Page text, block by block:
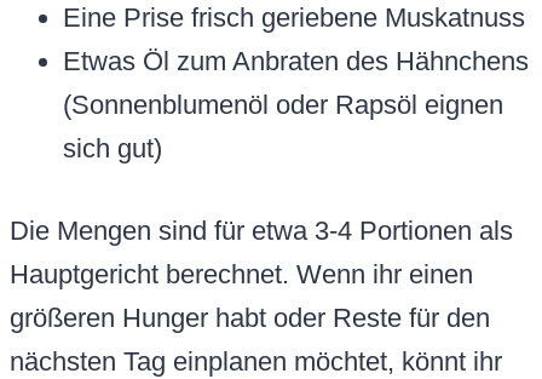
Eine Prise frisch geriebene Muskatnuss
Etwas Öl zum Anbraten des Hähnchens
(Sonnenblumenöl oder Rapsöl eignen
sich gut)
Die Mengen sind für etwa 3-4 Portionen als
Hauptgericht berechnet. Wenn ihr einen
größeren Hunger habt oder Reste für den
nächsten Tag einplanen möchtet, könnt ihr